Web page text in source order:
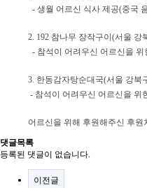
- 생월 어르신 식사 제공(중국
2. 192 참나무 장작구이(서울 강
- 참석이 어려우신 어르신을
3. 한동감자탕순대국(서울 강북
- 참석이 어려우신 어르신을 위
어르신을 위해 후원해주신 후원
댓글목록
등록된 댓글이 없습니다.
이전글